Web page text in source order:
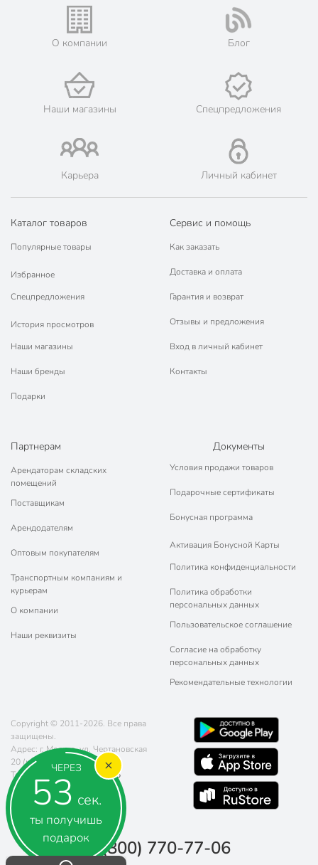
ЧЕРЕЗ
52 сек.
ты получишь
подарок
О компании Блог
Наши магазины Спецпредложения
Карьера Личный кабинет
Каталог товаров
Популярные товары
Избранное
Спецпредложения
История просмотров
Наши магазины
Наши бренды
Подарки
Сервис и помощь
Как заказать
Доставка и оплата
Гарантия и возврат
Отзывы и предложения
Вход в личный кабинет
Контакты
Партнерам
Арендаторам складских
помещений
Поставщикам
Арендодателям
Оптовым покупателям
Транспортным компаниям и
курьерам
О компании
Наши реквизиты
Документы
Условия продажи товаров
Подарочные сертификаты
Бонусная программа
Активация Бонусной Карты
Политика конфиденциальности
Политика обработки
персональных данных
Пользовательское соглашение
Согласие на обработку
персональных данных
Рекомендательные технологии
Copyright © 2011-2026. Все права
защищены.
Адрес: г. Москва, ул. Чертановская
20 (метро Южная)
Телефон:
8 (800) 770-77-06
Почта:sales@poryadok.ru
8 (800) 770-77-06